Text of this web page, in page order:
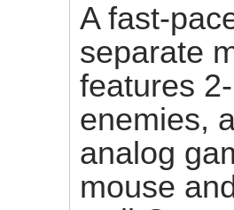
A fast-
separate
features
enemies,
analog
mouse